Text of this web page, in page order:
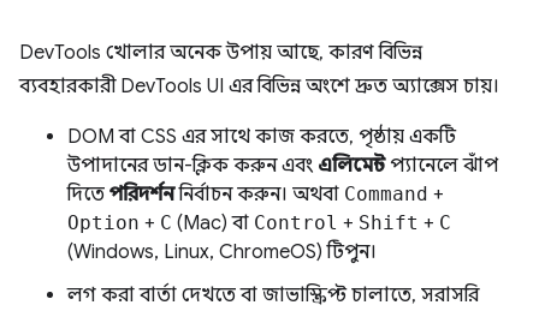
DevTools খোলার অনেক উপায় আছে, কারণ বিভিন্ন
ব্যবহারকারী DevTools UI এর বিভিন্ন অংশে দ্রুত অ্যাক্সেস চায়।
DOM বা CSS এর সাথে কাজ করতে, পৃষ্ঠায় একটি
উপাদানের ডান-ক্লিক করুন এবং এলিমেন্টপ্যানেলে ঝাঁপ
দিতে পরিদর্শননির্বাচন করুন। অথবা Command +
Option + C (Mac) বা Control + Shift + C
(Windows, Linux, ChromeOS) টিপুন।
লগ করা বার্তা দেখতে বা জাভাস্ক্রিপ্ট চালাতে, সরাসরি